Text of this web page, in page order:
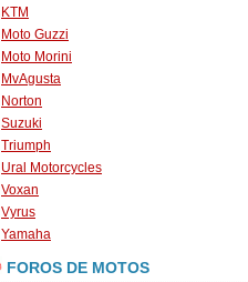
KTM
Moto Guzzi
Moto Morini
MvAgusta
Norton
Suzuki
Triumph
Ural Motorcycles
Voxan
Vyrus
Yamaha
FOROS DE MOTOS